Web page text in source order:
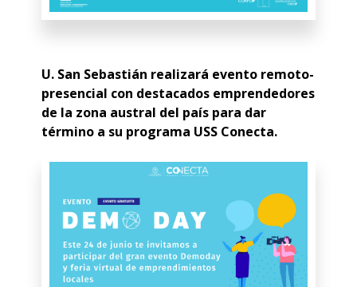
U. San Sebastián realizará evento remoto-
presencial con destacados emprendedores
de la zona austral del país para dar
término a su programa USS Conecta.